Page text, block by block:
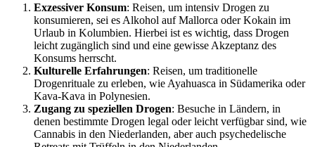
Exzessiver Konsum: Reisen, um intensiv Drogen zu
konsumieren, sei es Alkohol auf Mallorca oder Kokain im
Urlaub in Kolumbien. Hierbei ist es wichtig, dass Drogen
leicht zugänglich sind und eine gewisse Akzeptanz des
Konsums herrscht.
Kulturelle Erfahrungen: Reisen, um traditionelle
Drogenrituale zu erleben, wie Ayahuasca in Südamerika oder
Kava-Kava in Polynesien.
Zugang zu speziellen Drogen: Besuche in Ländern, in
denen bestimmte Drogen legal oder leicht verfügbar sind, wie
Cannabis in den Niederlanden, aber auch psychedelische